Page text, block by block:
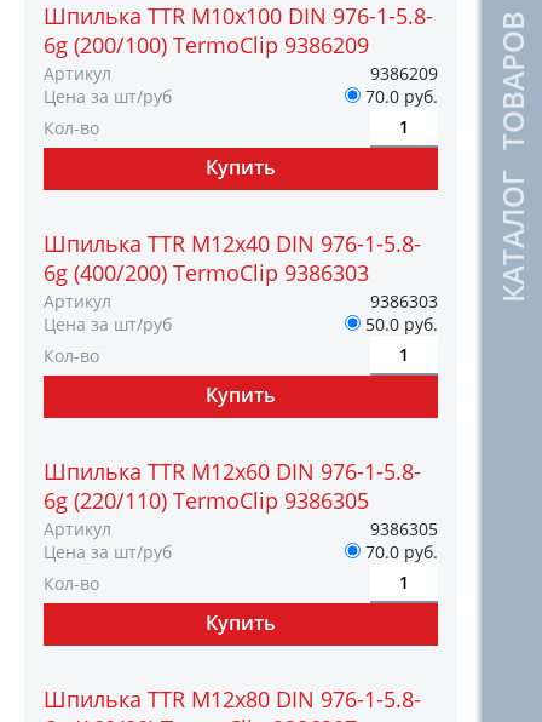
КАТАЛОГ ТОВАРОВ
Шпилька TTR М10х100 DIN 976-1-5.8-
6g (200/100) TermoClip 9386209
Артикул
9386209
Цена за шт/руб
70.0 руб.
Кол-во
Шпилька TTR М12х40 DIN 976-1-5.8-
6g (400/200) TermoClip 9386303
Артикул
9386303
Цена за шт/руб
50.0 руб.
Кол-во
Шпилька TTR М12х60 DIN 976-1-5.8-
6g (220/110) TermoClip 9386305
Артикул
9386305
Цена за шт/руб
70.0 руб.
Кол-во
Шпилька TTR М12х80 DIN 976-1-5.8-